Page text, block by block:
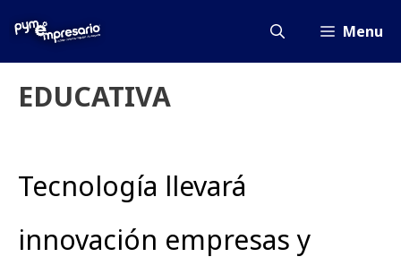
Menu
EDUCATIVA
Tecnología llevará
innovación empresas y